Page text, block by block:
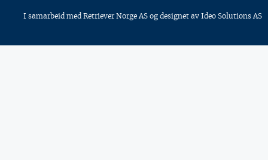
I samarbeid med Retriever Norge AS og designet av Ideo Solutions AS